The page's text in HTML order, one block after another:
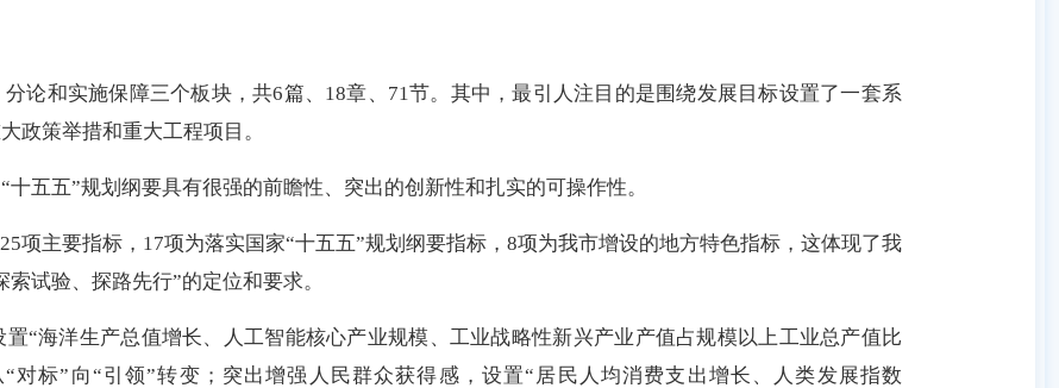
和实施保障三个板块，共6篇、18章、71节。其中，最引人注目的是围绕发展目标设置了一套系
政策举措和重大工程项目。
五”规划纲要具有很强的前瞻性、突出的创新性和扎实的可操作性。
主要指标，17项为落实国家“十五五”规划纲要指标，8项为我市增设的地方特色指标，这体现了我
试验、探路先行”的定位和要求。
海洋生产总值增长、人工智能核心产业规模、工业战略性新兴产业产值占规模以上工业总产值比
对标”向“引领”转变；突出增强人民群众获得感，设置“居民人均消费支出增长、人类发展指数